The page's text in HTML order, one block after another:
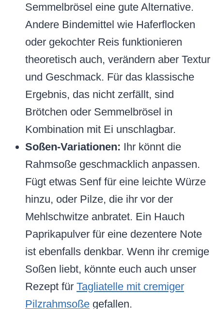
Semmelbrösel eine gute Alternative.
Andere Bindemittel wie Haferflocken
oder gekochter Reis funktionieren
theoretisch auch, verändern aber Textur
und Geschmack. Für das klassische
Ergebnis, das nicht zerfällt, sind
Brötchen oder Semmelbrösel in
Kombination mit Ei unschlagbar.
Soßen-Variationen: Ihr könnt die
Rahmsoße geschmacklich anpassen.
Fügt etwas Senf für eine leichte Würze
hinzu, oder Pilze, die ihr vor der
Mehlschwitze anbratet. Ein Hauch
Paprikapulver für eine dezentere Note
ist ebenfalls denkbar. Wenn ihr cremige
Soßen liebt, könnte euch auch unser
Rezept für Tagliatelle mit cremiger
Pilzrahmsoße gefallen.